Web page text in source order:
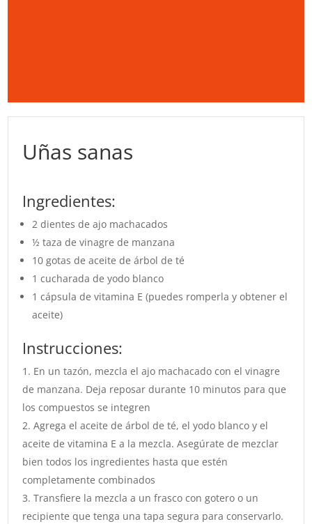
Uñas sanas
Ingredientes:
2 dientes de ajo machacados
½ taza de vinagre de manzana
10 gotas de aceite de árbol de té
1 cucharada de yodo blanco
1 cápsula de vitamina E (puedes romperla y obtener el
aceite)
Instrucciones:
En un tazón, mezcla el ajo machacado con el vinagre
de manzana. Deja reposar durante 10 minutos para que
los compuestos se integren
Agrega el aceite de árbol de té, el yodo blanco y el
aceite de vitamina E a la mezcla. Asegúrate de mezclar
bien todos los ingredientes hasta que estén
completamente combinados
Transfiere la mezcla a un frasco con gotero o un
recipiente que tenga una tapa segura para conservarlo.